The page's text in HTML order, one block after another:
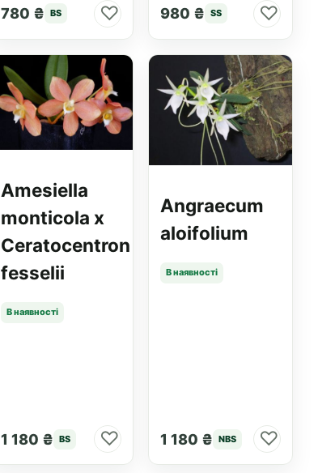
780 ₴ BS ♡ 980 ₴ SS ♡
Amesiella
monticola x
Ceratocentron
fesselii
В наявності
1 180 ₴ BS ♡
Angraecum
aloifolium
В наявності
1 180 ₴ NBS ♡